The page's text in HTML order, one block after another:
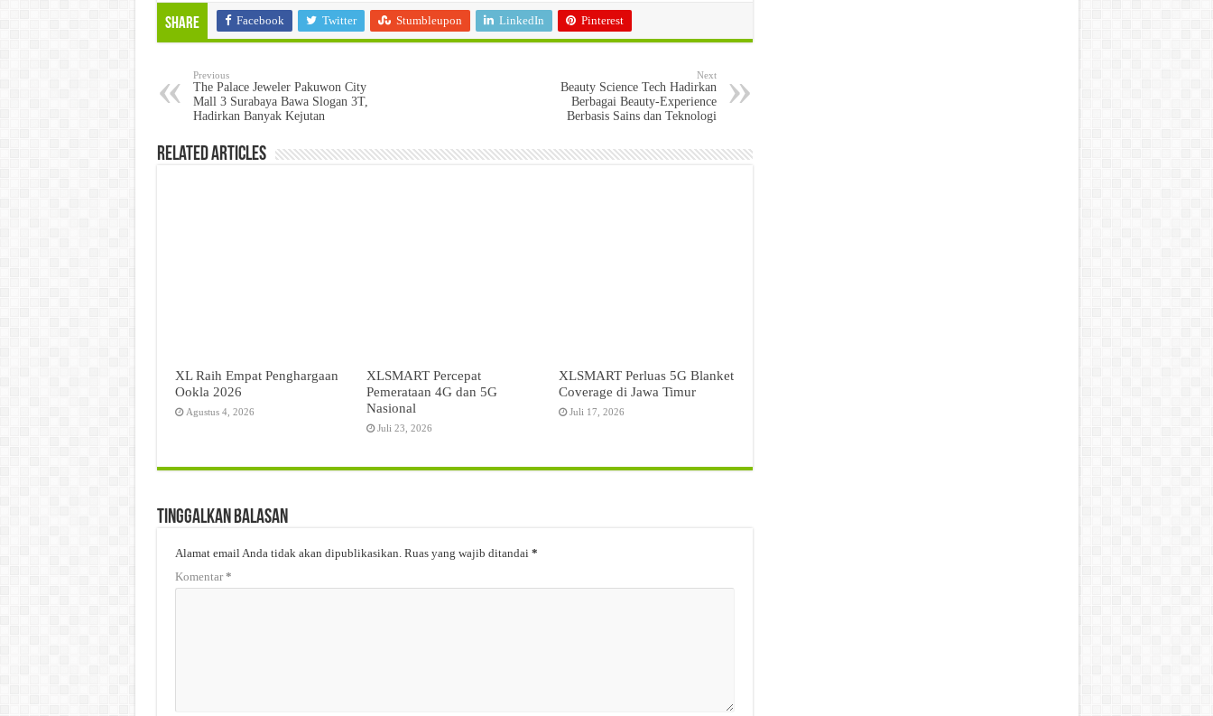
Share Facebook Twitter Stumbleupon LinkedIn Pinterest
Previous
The Palace Jeweler Pakuwon City
Mall 3 Surabaya Bawa Slogan 3T,
Hadirkan Banyak Kejutan
Next
Beauty Science Tech Hadirkan
Berbagai Beauty-Experience
Berbasis Sains dan Teknologi
Related Articles
XL Raih Empat Penghargaan
Ookla 2026
Agustus 4, 2026
XLSMART Percepat
Pemerataan 4G dan 5G
Nasional
Juli 23, 2026
XLSMART Perluas 5G Blanket
Coverage di Jawa Timur
Juli 17, 2026
Tinggalkan Balasan
Alamat email Anda tidak akan dipublikasikan. Ruas yang wajib ditandai *
Komentar*